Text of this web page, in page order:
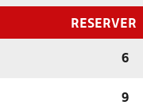
RESERVER
6
9